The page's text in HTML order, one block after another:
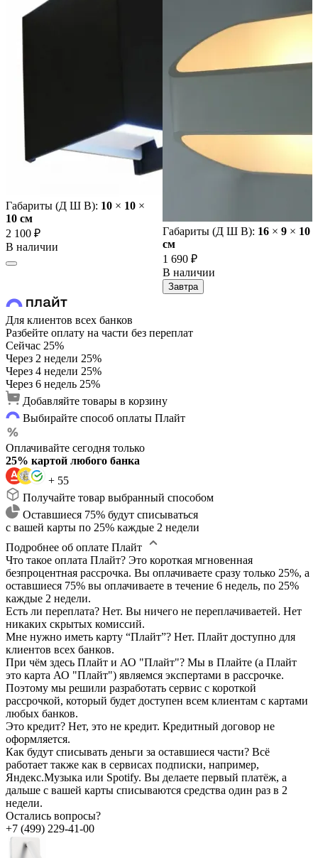
Габариты (Д Ш В): 10 × 10 ×
10 cм
2 100 ₽
В наличии
Габариты (Д Ш В): 16 × 9 × 10
cм
1 690 ₽
В наличии
Завтра
Для клиентов всех банков
Разбейте оплату на части без переплат
Сейчас 25%
Через 2 недели 25%
Через 4 недели 25%
Через 6 недель 25%
Добавляйте товары в корзину
Выбирайте способ оплаты Плайт
Оплачивайте сегодня только
25% картой любого банка
+ 55
Получайте товар выбранный способом
Оставшиеся 75% будут списываться
с вашей карты по 25% каждые 2 недели
Подробнее об оплате Плайт
Что такое оплата Плайт? Это короткая мгновенная
безпроцентная рассрочка. Вы оплачиваете сразу только 25%, а
оставшиеся 75% вы оплачиваете в течение 6 недель, по 25%
каждые 2 недели.
Есть ли переплата? Нет. Вы ничего не переплачиваетей. Нет
никаких скрытых комиссий.
Мне нужно иметь карту “Плайт”? Нет. Плайт доступно для
клиентов всех банков.
При чём здесь Плайт и АО "Плайт"? Мы в Плайте (а Плайт
это карта АО "Плайт") являемся экспертами в рассрочке.
Поэтому мы решили разработать сервис с короткой
рассрочкой, который будет доступен всем клиентам с картами
любых банков.
Это кредит? Нет, это не кредит. Кредитный договор не
оформляется.
Как будут списывать деньги за оставшиеся части? Всё
работает также как в сервисах подписки, например,
Яндекс.Музыка или Spotify. Вы делаете первый платёж, а
дальше с вашей карты списываются средства один раз в 2
недели.
Остались вопросы?
+7 (499) 229-41-00